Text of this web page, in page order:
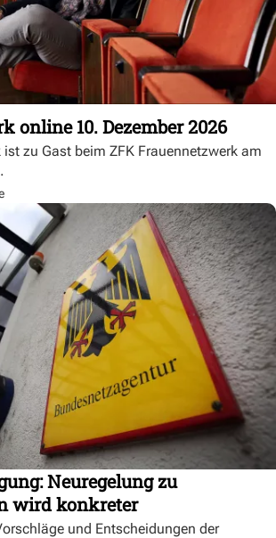
online 10. Dezember 2026
zu Gast beim ZFK Frauennetzwerk am
Neuregelung zu
wird konkreter
und Entscheidungen der